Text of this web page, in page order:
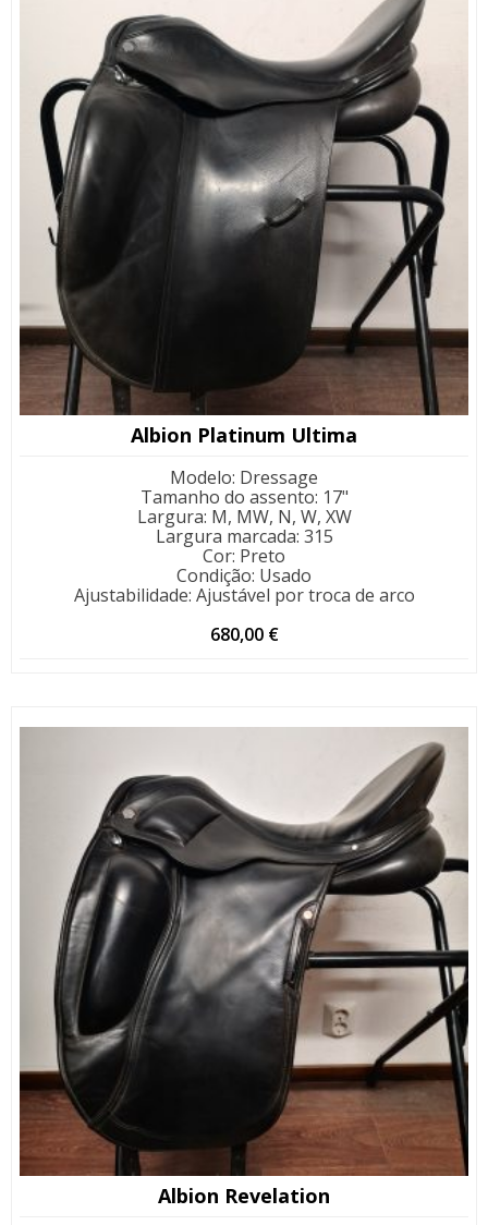
Albion Platinum Ultima
Modelo: Dressage
Tamanho do assento: 17"
Largura: M, MW, N, W, XW
Largura marcada: 315
Cor: Preto
Condição: Usado
Ajustabilidade: Ajustável por troca de arco
680,00 €
Albion Revelation